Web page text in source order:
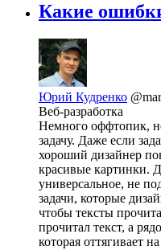
Какие
Юрий Кудренко
Веб-разработка
Немного оффтопик,
задачу. Даже если
хороший дизайнер
красивые картинки.
универсальное, не
задачи, которые
чтобы тексты
прочитал текст, а
которая оттягивает